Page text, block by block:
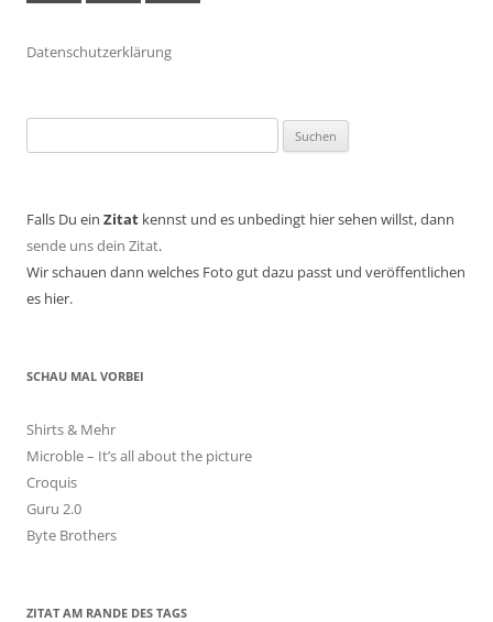
Datenschutzerklärung
nach:
Falls Du ein Zitat kennst und es unbedingt hier sehen willst, dann
sende uns dein Zitat.
Wir schauen dann welches Foto gut dazu passt und veröffentlichen
es hier.
SCHAU MAL VORBEI
Shirts & Mehr
Microble – It’s all about the picture
Croquis
Guru 2.0
Byte Brothers
ZITAT AM RANDE DES TAGS